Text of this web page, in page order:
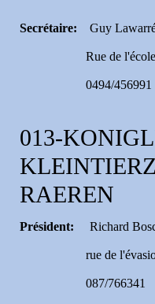
Secrétaire: Guy
Rue de
0494/456991
013-
RAEREN
Président: Richard
rue de
087/